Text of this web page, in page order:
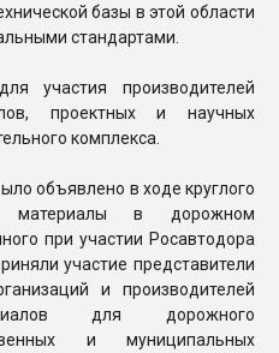
базы в этой области
стандартами.
участия производителей
проектных и научных
комплекса.
объявлено в ходе круглого
материалы в дорожном
при участии Росавтодора
участие представители
и производителей
для дорожного
и муниципальных